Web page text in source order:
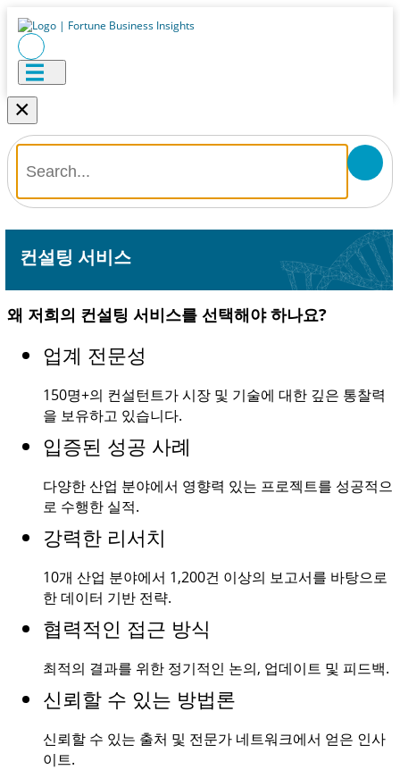
×
컨설팅 서비스
왜 저희의 컨설팅 서비스를 선택해야 하나요?
업계 전문성
150명+의 컨설턴트가 시장 및 기술에 대한 깊은 통찰력
을 보유하고 있습니다.
입증된 성공 사례
다양한 산업 분야에서 영향력 있는 프로젝트를 성공적으
로 수행한 실적.
강력한 리서치
10개 산업 분야에서 1,200건 이상의 보고서를 바탕으로
한 데이터 기반 전략.
협력적인 접근 방식
최적의 결과를 위한 정기적인 논의, 업데이트 및 피드백.
신뢰할 수 있는 방법론
신뢰할 수 있는 출처 및 전문가 네트워크에서 얻은 인사
이트.